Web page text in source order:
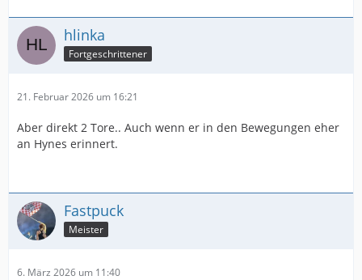
hlinka
Fortgeschrittener
21. Februar 2026 um 16:21
Aber direkt 2 Tore.. Auch wenn er in den Bewegungen eher
an Hynes erinnert.
Fastpuck
Meister
6. März 2026 um 11:40